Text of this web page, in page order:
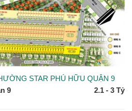
STAR PHÚ HỮU QUẬN 9
9
2.1 - 3 Tỷ